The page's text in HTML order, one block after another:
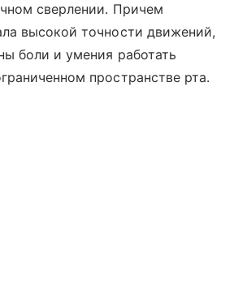
сверлении. Причем
высокой точности движений,
боли и умения работать
пространстве рта.